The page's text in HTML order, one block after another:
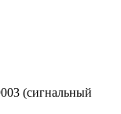
(сигнальный